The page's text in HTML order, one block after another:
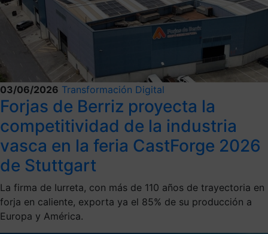
03/06/2026 Transformación Digital
Forjas de Berriz proyecta la
competitividad de la industria
vasca en la feria CastForge 2026
de Stuttgart
La firma de Iurreta, con más de 110 años de trayectoria en
forja en caliente, exporta ya el 85% de su producción a
Europa y América.